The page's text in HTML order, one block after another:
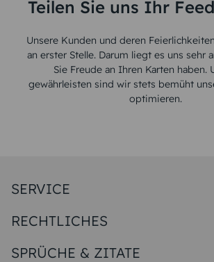
Teilen Sie uns Ihr
Unsere Kunden und deren
an erster Stelle. Darum liegt es uns sehr
Sie Freude an Ihren Karten haben.
gewährleisten sind wir stets bemüht
optimieren.
SERVICE
Papiersorten
Unsere Produktion
Magazin
RECHTLICHES
Widerrufsbelehrung
SPRÜCHE & ZITATE